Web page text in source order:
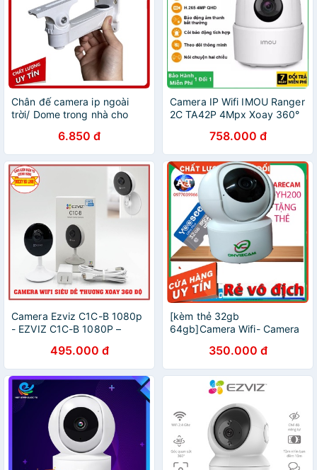
Chân đế camera ip ngoài
trời/ Dome trong nhà cho
Ezviz, imou6.850 đ
Camera IP Wifi IMOU Ranger
2C TA42P 4Mpx Xoay 360°
758.000 đ
Camera Ezviz C1C-B 1080p
- EZVIZ C1C-B 1080P –
495.000 đ
[kèm thẻ 32gb
64gb]Camera Wifi- Camera
Trong Nhà carecam cc2020
onviz cam v5
350.000 đ